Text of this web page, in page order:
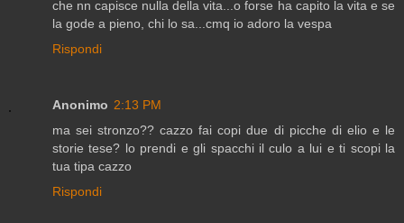
che nn capisce nulla della vita...o forse ha capito la vita e se
la gode a pieno, chi lo sa...cmq io adoro la vespa
Rispondi
Anonimo 2:13 PM
ma sei stronzo?? cazzo fai copi due di picche di elio e le
storie tese? lo prendi e gli spacchi il culo a lui e ti scopi la
tua tipa cazzo
Rispondi